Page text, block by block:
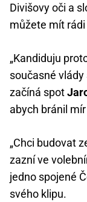
Divišovy oči a
můžete mít rádi
„Kandiduju
současné vlády
začíná spot
abych bránil
„Chci budovat
zazní ve
jedno spojené
svého klipu.